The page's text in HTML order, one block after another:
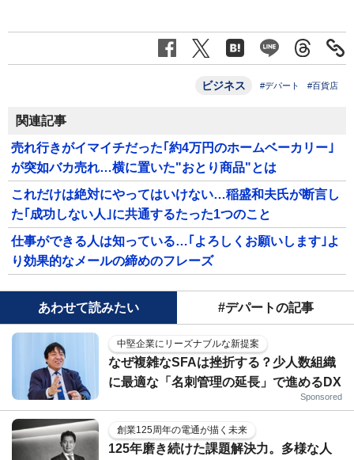
ビジネス #デパート #百貨店
関連記事
売れ行きがイマイチだった｢約4万円のホームベーカリー｣
が突如バカ売れ…横に置いた"おとり商品"とは
これだけは絶対にやってはいけない…稲盛和夫氏が断言し
た｢成功しない人｣に共通するたった1つのこと
仕事ができる人は知っている…｢よろしくお願いします｣よ
り効果的なメールの締めのフレーズ
あわせて読みたい #デパートの記事
中堅企業にリーズナブルな新提案
なぜ複雑なSFAは挫折する？少人数組織
に最適な「名刺管理の延長」で進めるDX
Sponsored
創業125周年の電通が描く未来
125年磨き続けた課題解決力。多様な人